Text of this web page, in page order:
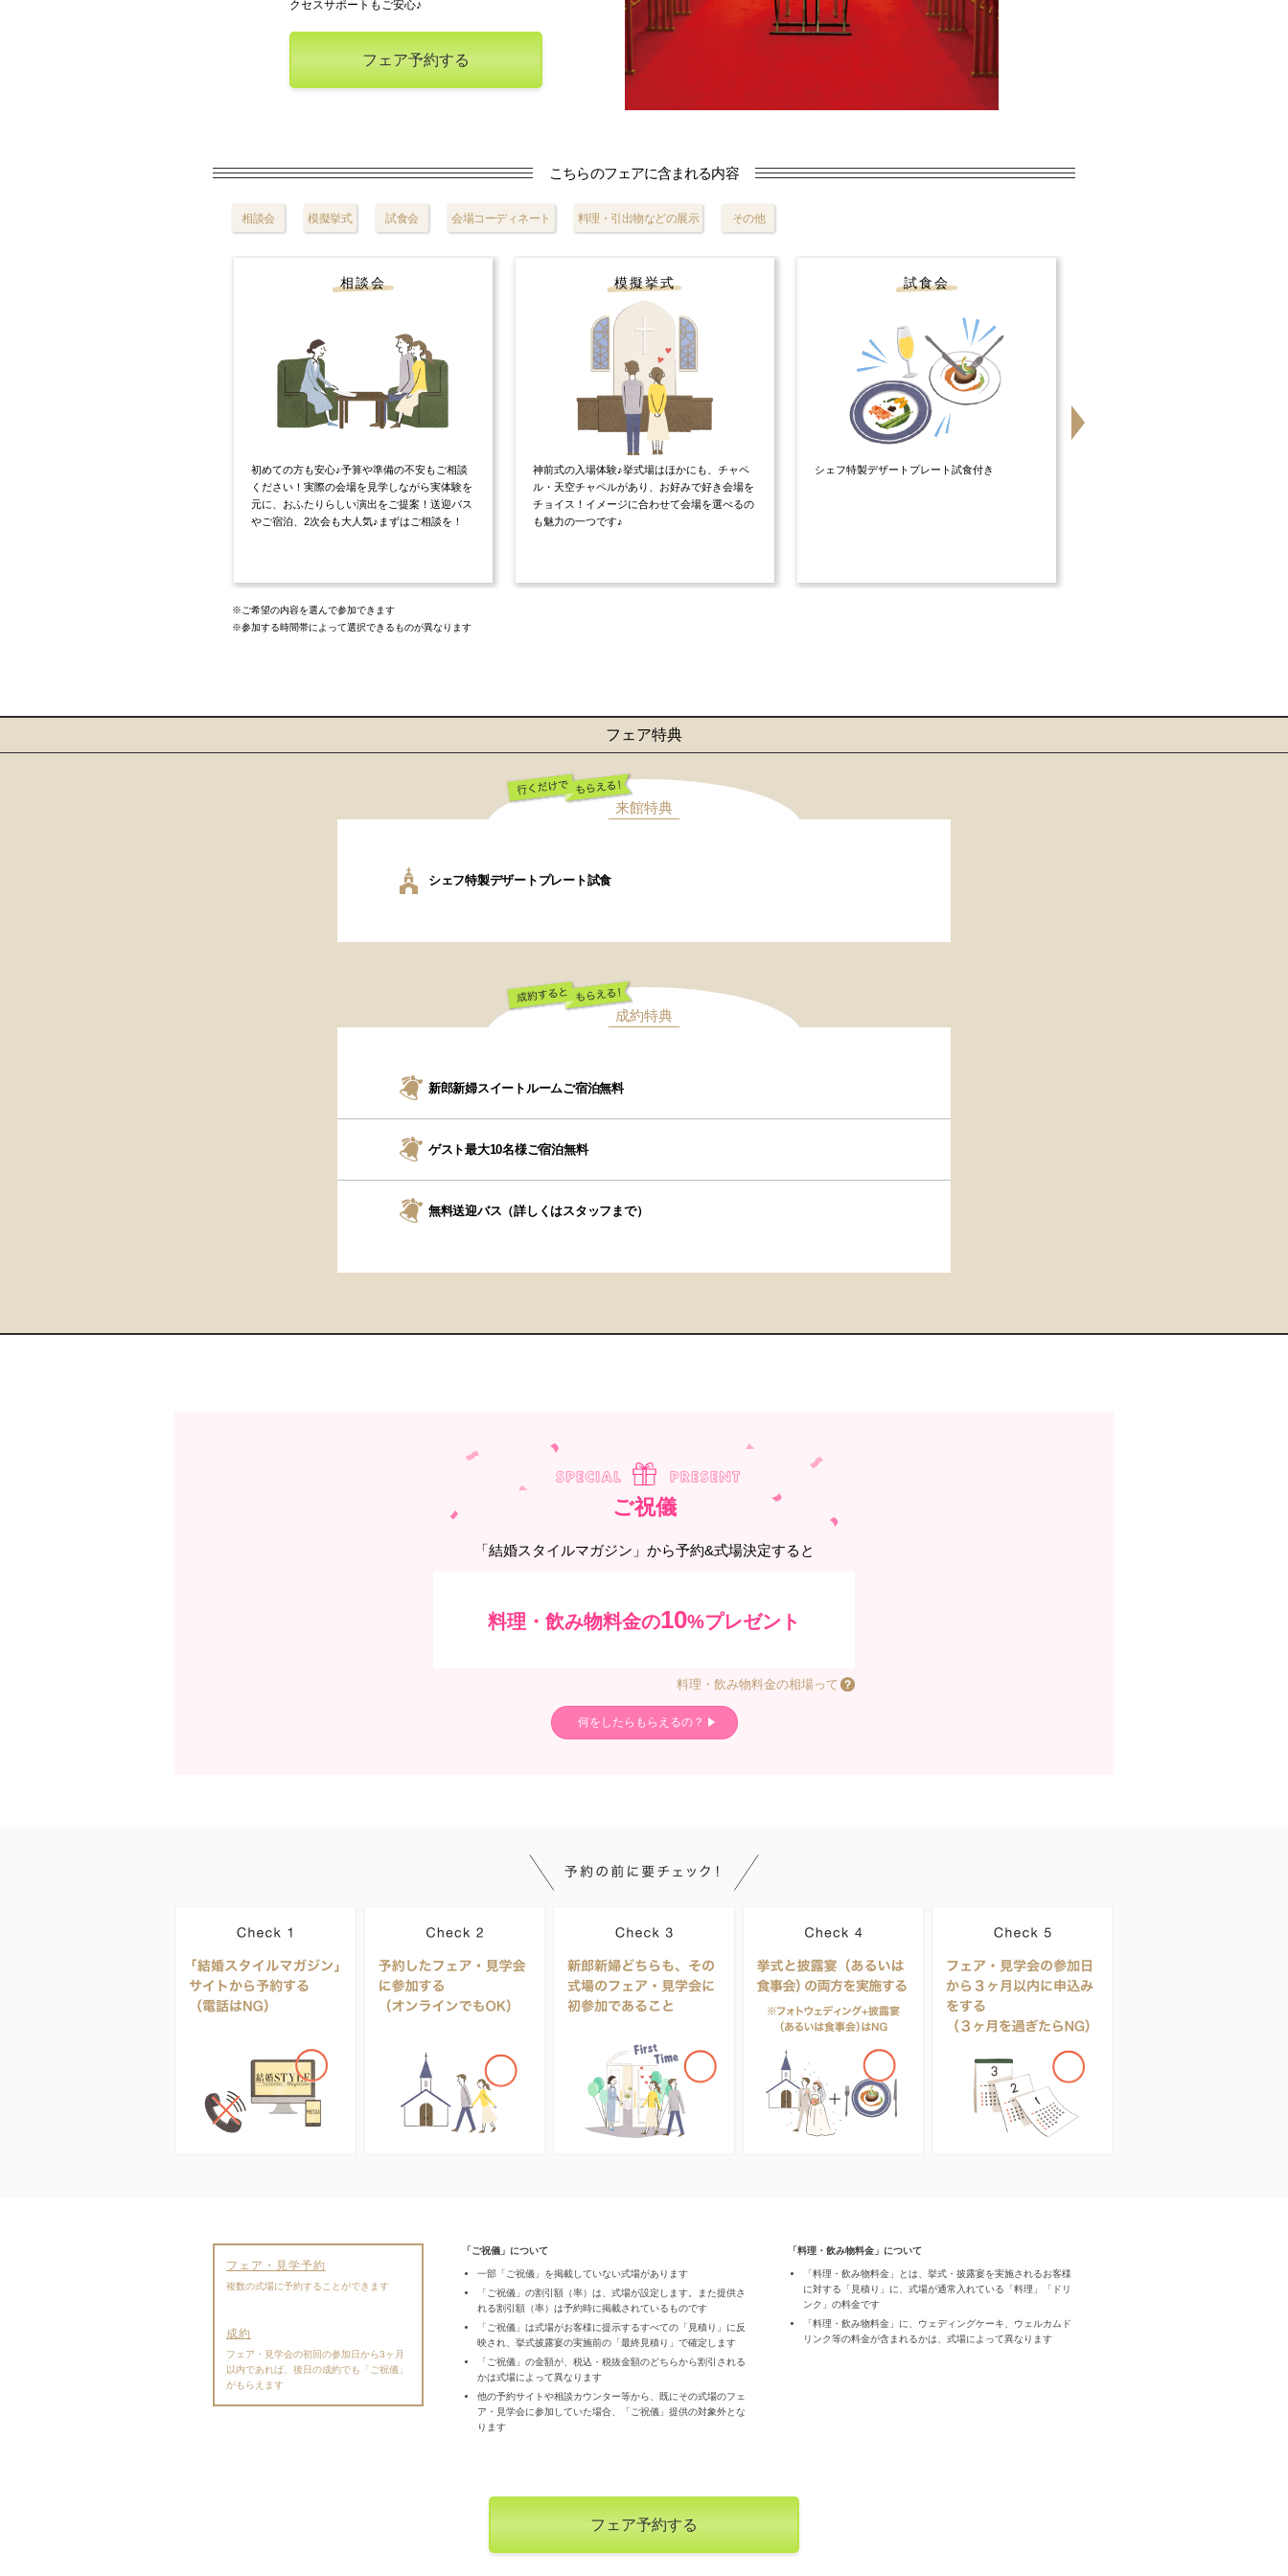
クセスサポートもご安心♪
フェア予約する
こちらのフェアに含まれる内容
相談会 模擬挙式 試食会 会場コーディネート 料理・引出物などの展示 その他
相談会
初めての方も安心♪予算や準備の不安もご相談
ください！実際の会場を見学しながら実体験を
元に、おふたりらしい演出をご提案！送迎バス
やご宿泊、2次会も大人気♪まずはご相談を！
模擬挙式
神前式の入場体験♪挙式場はほかにも、チャペ
ル・天空チャペルがあり、お好みで好き会場を
チョイス！イメージに合わせて会場を選べるの
も魅力の一つです♪
試食会
シェフ特製デザートプレート試食付き
※ご希望の内容を選んで参加できます
※参加する時間帯によって選択できるものが異なります
フェア特典
来館特典
行くだけでもらえ
シェフ特製デザートプレート試食
成約特典
成約するともらえ
新郎新婦スイートルームご宿泊無料
ゲスト最大10名様ご宿泊無料
無料送迎バス（詳しくはスタッフまで）
ご祝儀
「結婚スタイルマガジン」から予約&式場決定すると
料理・飲み物料金の10%プレゼント
料理・飲み物料金の相場って
何をしたらもらえるの？
フェア・見学予約
複数の式場に予約することができます
成約
フェア・見学会の初回の参加日から3ヶ月
以内であれば、後日の成約でも「ご祝儀」
がもらえます
「ご祝儀」について
一部「ご祝儀」を掲載していない式場があります
「ご祝儀」の割引額（率）は、式場が設定します。また提供さ
れる割引額（率）は予約時に掲載されているものです
「ご祝儀」は式場がお客様に提示するすべての「見積り」に反
映され、挙式披露宴の実施前の「最終見積り」で確定します
「ご祝儀」の金額が、税込・税抜金額のどちらから割引される
かは式場によって異なります
他の予約サイトや相談カウンター等から、既にその式場のフェ
ア・見学会に参加していた場合、「ご祝儀」提供の対象外とな
ります
「料理・飲み物料金」について
「料理・飲み物料金」とは、挙式・披露宴を実施されるお客様
に対する「見積り」に、式場が通常入れている「料理」「ドリ
ンク」の料金です
「料理・飲み物料金」に、ウェディングケーキ、ウェルカムド
リンク等の料金が含まれるかは、式場によって異なります
フェア予約する